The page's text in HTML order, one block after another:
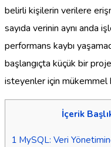
belirli kişilerin verilere
sayıda verinin aynı anda
performans kaybı
başlangıçta küçük bir
isteyenler için mükemmel
İçerik
1 MySQL: Veri